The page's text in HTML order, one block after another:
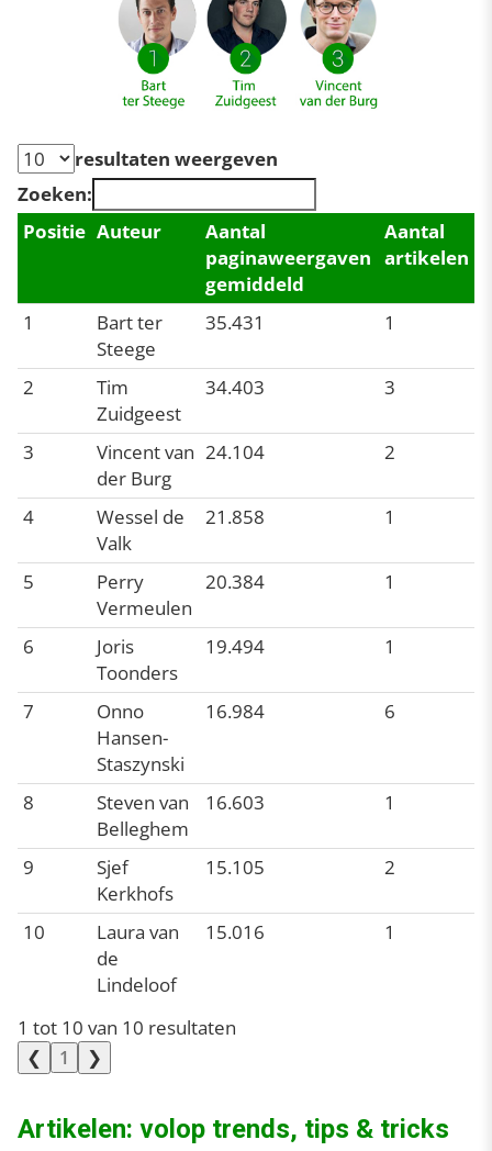
resultaten weergeven
Zoeken:
Positie Auteur
Aantal
paginaweergaven
gemiddeld
Aantal
artikelen
1
Bart ter
Steege
35.431 1
2
Tim
Zuidgeest
34.403 3
3
Vincent van
der Burg
24.104 2
4
Wessel de
Valk
21.858 1
5
Perry
Vermeulen
20.384 1
6
Joris
Toonders
19.494 1
7
Onno
Hansen-
Staszynski
16.984 6
8
Steven van
Belleghem
16.603 1
9
Sjef
Kerkhofs
15.105 2
10
Laura van
de
Lindeloof
15.016 1
1 tot 10 van 10 resultaten
❮
1 ❯
Artikelen: volop trends, tips & tricks